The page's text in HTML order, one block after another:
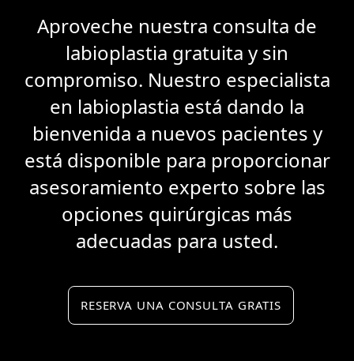
Aproveche nuestra consulta de
labioplastia gratuita y sin
compromiso. Nuestro especialista
en labioplastia está dando la
bienvenida a nuevos pacientes y
está disponible para proporcionar
asesoramiento experto sobre las
opciones quirúrgicas más
adecuadas para usted.
RESERVA UNA CONSULTA GRATIS